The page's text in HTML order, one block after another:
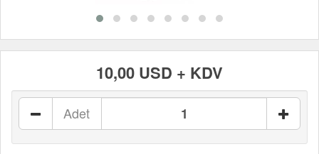
10,00 USD + KDV
Adet